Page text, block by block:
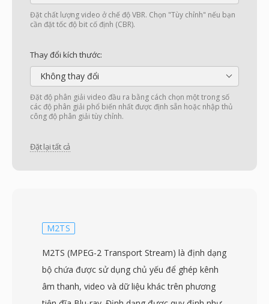
Đặt chất lượng video ở chế độ VBR. Chọn "Tùy chỉnh" nếu bạn
cần đặt tốc độ bit cố định (CBR).
Thay đổi kích thước:
Không thay đổi
Đặt độ phân giải video đầu ra bằng cách chọn một trong số
các độ phân giải phổ biến nhất được định sẵn hoặc nhập thủ
công độ phân giải tùy chỉnh.
Đặt lại tất cả
M2TS
M2TS (MPEG-2 Transport Stream) là định dạng
bộ chứa được sử dụng chủ yếu để ghép kênh
âm thanh, video và dữ liệu khác trên phương